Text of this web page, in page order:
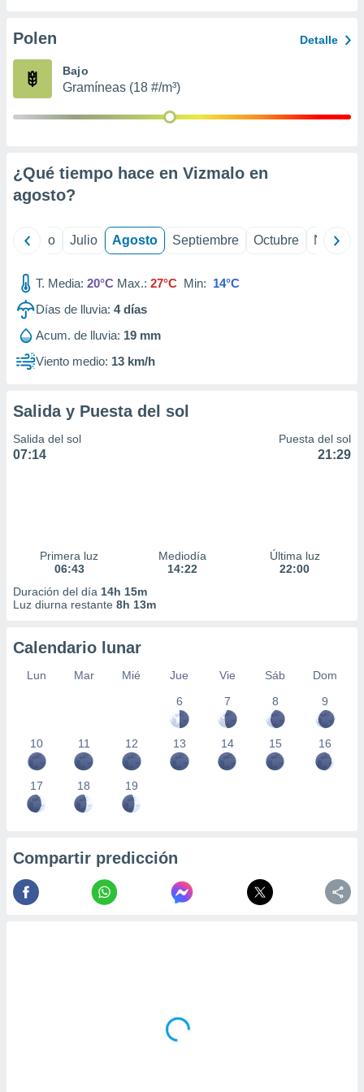
e
mediante
de
1199
Polen Detalle
Bajo
Gramíneas (18 #/m³)
¿Qué tiempo hace en Vizmalo en
agosto?
Junio Julio Agosto Septiembre Octubre
T. Media: 20°C Max.: 27°C Min: 14°C
Días de lluvia: 4días
Acum. de lluvia: 19 mm
Viento medio: 13 km/h
Salida y Puesta del sol
Salida del sol
07:14
Puesta del sol
21:29
Primera luz
06:43
Mediodía
14:22
Última luz
22:00
Duración del día 14h 15m
Luz diurna restante 8h 13m
Calendario lunar
Lun Mar Mié Jue Vie Sáb
Dom
6
7 8 9
10 11 12 13 14 15 16
17 18 19
Compartir predicción